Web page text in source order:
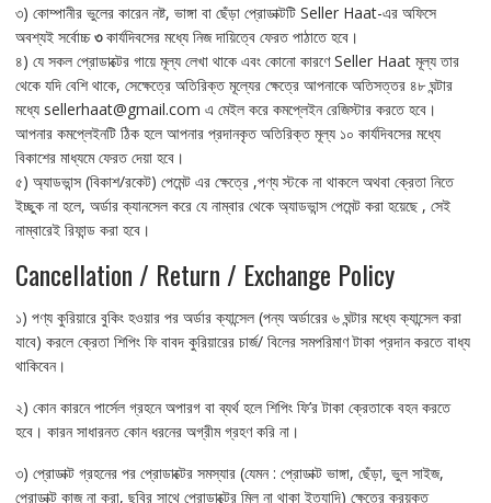
৩) কোম্পানীর ভুলের কারেন নষ্ট, ভাঙ্গা বা ছেঁড়া প্রোডাক্টটি Seller Haat-এর অফিসে
অবশ্যই সর্বোচ্চ৩কার্যদিবসের মধ্যে নিজ দায়িত্বে ফেরত পাঠাতে হবে।
৪) যে সকল প্রোডাক্টের গায়ে মূল্য লেখা থাকে এবং কোনো কারণে Seller Haat মূল্য তার
থেকে যদি বেশি থাকে, সেক্ষেত্রে অতিরিক্ত মূল্যের ক্ষেত্রে আপনাকে অতিসত্তর ৪৮ ঘন্টার
মধ্যে sellerhaat@gmail.com এ মেইল করে কমপ্লেইন রেজিস্টার করতে হবে।
আপনার কমপ্লেইনটি ঠিক হলে আপনার প্রদানকৃত অতিরিক্ত মূল্য ১০ কার্যদিবসের মধ্যে
বিকাশের মাধ্যমে ফেরত দেয়া হবে।
৫) অ্যাডভান্স (বিকাশ/রকেট) পেমেন্ট এর ক্ষেত্রে ,পণ্য স্টকে না থাকলে অথবা ক্রেতা নিতে
ইচ্ছুক না হলে, অর্ডার ক্যানসেল করে যে নাম্বার থেকে অ্যাডভান্স পেমেন্ট করা হয়েছে , সেই
নাম্বারেই রিফান্ড করা হবে।
Cancellation / Return / Exchange Policy
১) পণ্য কুরিয়ারে বুকিং হওয়ার পর অর্ডার ক্যান্সেল (পন্য অর্ডারের ৬ ঘন্টার মধ্যে ক্যান্সেল করা
যাবে) করলে ক্রেতা শিপিং ফি বাবদ কুরিয়ারের চার্জ/ বিলের সমপরিমাণ টাকা প্রদান করতে বাধ্য
থাকিবেন।
২) কোন কারনে পার্সেল গ্রহনে অপারগ বা ব্যর্থ হলে শিপিং ফি’র টাকা ক্রেতাকে বহন করতে
হবে। কারন সাধারনত কোন ধরনের অগ্রীম গ্রহণ করি না।
৩) প্রোডাক্ট গ্রহনের পর প্রোডাক্টের সমস্যার (যেমন : প্রোডাক্ট ভাঙ্গা, ছেঁড়া, ভুল সাইজ,
প্রোডাক্ট কাজ না করা, ছবির সাথে প্রোডাক্টের মিল না থাকা ইত্যাদি) ক্ষেত্রে ক্রয়কৃত